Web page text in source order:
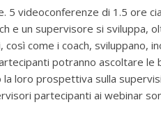
videoconferenze di 1.5 ore
e un supervisore si sviluppa,
come i coach, sviluppano,
potranno ascoltare
loro prospettiva sulla
partecipanti ai webinar